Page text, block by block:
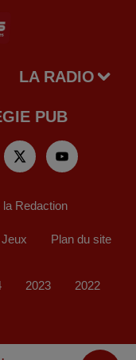
LA RADIO
PUB
la Redaction
Plan du site
2023 2022